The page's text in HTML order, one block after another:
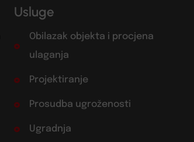
Usluge
Obilazak objekta i procjena
ulaganja
Projektiranje
Prosudba ugroženosti
Ugradnja